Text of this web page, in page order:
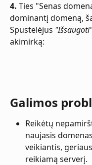
4. Ties "Senas
dominantį domeną,
Spustelėjus "Išsaugoti"
akimirką:
Galimos
Reikėtų
naujasis
veikiantis,
reikiamą serverį.